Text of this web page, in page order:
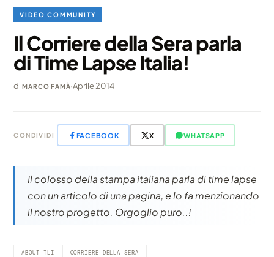
VIDEO COMMUNITY
Il Corriere della Sera parla
di Time Lapse Italia!
diMARCO FAMÀ·Aprile 2014
CONDIVIDI FACEBOOK X WHATSAPP
Il colosso della stampa italiana parla di time lapse
con un articolo di una pagina, e lo fa menzionando
il nostro progetto. Orgoglio puro..!
ABOUT TLI CORRIERE DELLA SERA